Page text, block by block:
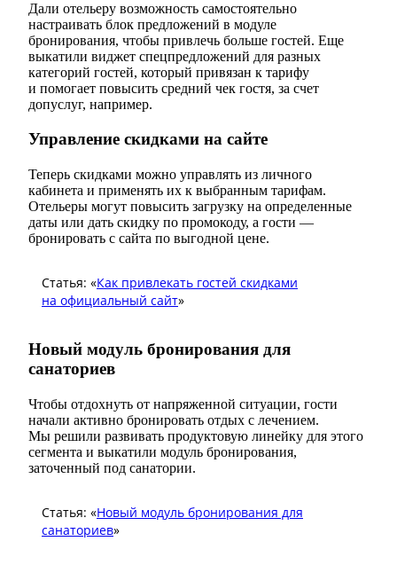
Дали отельеру возможность самостоятельно
настраивать блок предложений в модуле
бронирования, чтобы привлечь больше гостей. Еще
выкатили виджет спецпредложений для разных
категорий гостей, который привязан к тарифу
и помогает повысить средний чек гостя, за счет
допуслуг, например.
Управление скидками на сайте
Теперь скидками можно управлять из личного
кабинета и применять их к выбранным тарифам.
Отельеры могут повысить загрузку на определенные
даты или дать скидку по промокоду, а гости —
бронировать с сайта по выгодной цене.
Статья: «Как привлекать гостей скидками
на официальный сайт»
Новый модуль бронирования для
санаториев
Чтобы отдохнуть от напряженной ситуации, гости
начали активно бронировать отдых с лечением.
Мы решили развивать продуктовую линейку для этого
сегмента и выкатили модуль бронирования,
заточенный под санатории.
Статья: «Новый модуль бронирования для
санаториев»